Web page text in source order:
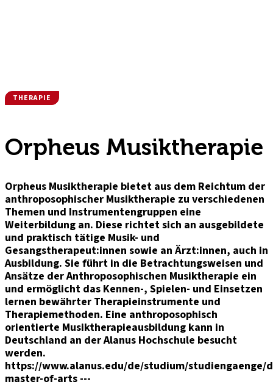
THERAPIE
Orpheus Musiktherapie
Orpheus Musiktherapie bietet aus dem Reichtum der
anthroposophischer Musiktherapie zu verschiedenen
Themen und Instrumentengruppen eine
Weiterbildung an. Diese richtet sich an ausgebildete
und praktisch tätige Musik- und
Gesangstherapeut:innen sowie an Ärzt:innen, auch in
Ausbildung. Sie führt in die Betrachtungsweisen und
Ansätze der Anthroposophischen Musiktherapie ein
und ermöglicht das Kennen-, Spielen- und Einsetzen
lernen bewährter Therapieinstrumente und
Therapiemethoden. Eine anthroposophisch
orientierte Musiktherapieausbildung kann in
Deutschland an der Alanus Hochschule besucht
werden.
https://www.alanus.edu/de/studium/studiengaenge/
master-of-arts ---